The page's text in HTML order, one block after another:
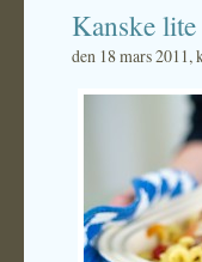
Kanske
den 18 mars 2011,